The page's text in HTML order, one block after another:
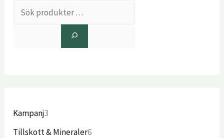
Kampanj3
Tillskott & Mineraler6